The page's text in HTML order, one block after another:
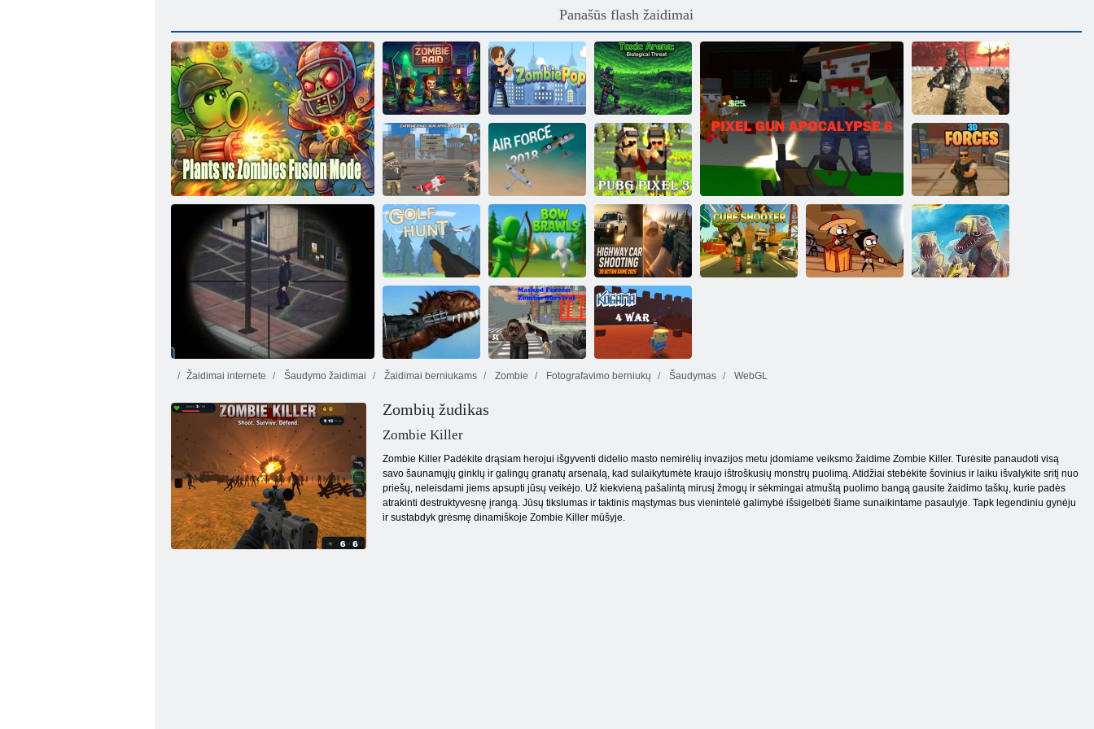
Panašūs flash žaidimai
Plants vs Zombies Fusion režimas
Zombių reidas ZombiePoP
Toksiška arena:
biologinė
grėsmė
Kaukės jėgos 3
Ekstremalūs
pikselių pistoleto
apokalipsė 3
Oro pajėgos
2018 m
„Sniper Mission 3d“
„PUBG Pixel 3“ 3D pajėgos
Golfo medžioklė
Lanko
brakonieriai
3D veiksmo
žaidimas
greitkelyje, 2025
Meksika Rex
Žaidimai internete Šaudymo žaidimai Žaidimai berniukams Zombie Fotografavimo berniukų Šaudymas WebGL
Zombių žudikas
Zombie Killer
Zombie Killer Padėkite drąsiam herojui išgyventi didelio masto nemirėlių invazijos metu įdomiame veiksmo žaidime Zombie Killer. Turėsite panaudoti visą
savo šaunamųjų ginklų ir galingų granatų arsenalą, kad sulaikytumėte kraujo ištroškusių monstrų puolimą. Atidžiai stebėkite šovinius ir laiku išvalykite sritį nuo
priešų, neleisdami jiems apsupti jūsų veikėjo. Už kiekvieną pašalintą mirusį žmogų ir sėkmingai atmuštą puolimo bangą gausite žaidimo taškų, kurie padės
atrakinti destruktyvesnę įrangą. Jūsų tikslumas ir taktinis mąstymas bus vienintelė galimybė išsigelbėti šiame sunaikintame pasaulyje. Tapk legendiniu gynėju
ir sustabdyk grėsmę dinamiškoje Zombie Killer mūšyje.